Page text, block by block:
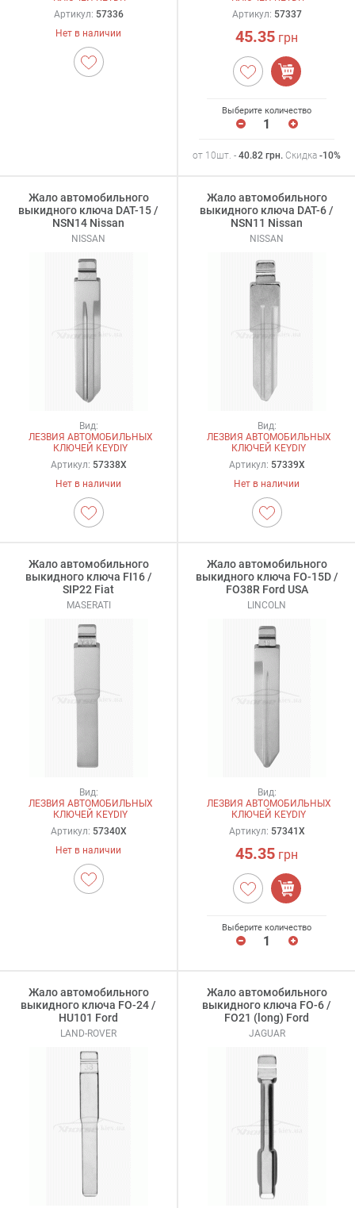
Артикул: 57336
Нет в наличии
Артикул: 57337
45.35 грн
Выберите количество
от 10шт. - 40.82 грн. Скидка -10%
Жало автомобильного
выкидного ключа DAT-15 /
NSN14 Nissan
NISSAN
Вид:
ЛЕЗВИЯ АВТОМОБИЛЬНЫХ
КЛЮЧЕЙ KEYDIY
Артикул: 57338X
Нет в наличии
Жало автомобильного
выкидного ключа DAT-6 /
NSN11 Nissan
NISSAN
Вид:
ЛЕЗВИЯ АВТОМОБИЛЬНЫХ
КЛЮЧЕЙ KEYDIY
Артикул: 57339X
Нет в наличии
Жало автомобильного
выкидного ключа FI16 /
SIP22 Fiat
MASERATI
Вид:
ЛЕЗВИЯ АВТОМОБИЛЬНЫХ
КЛЮЧЕЙ KEYDIY
Артикул: 57340X
Нет в наличии
Жало автомобильного
выкидного ключа FO-15D /
FO38R Ford USA
LINCOLN
Вид:
ЛЕЗВИЯ АВТОМОБИЛЬНЫХ
КЛЮЧЕЙ KEYDIY
Артикул: 57341X
45.35 грн
Выберите количество
Жало автомобильного
выкидного ключа FO-24 /
HU101 Ford
LAND-ROVER
Жало автомобильного
выкидного ключа FO-6 /
FO21 (long) Ford
JAGUAR